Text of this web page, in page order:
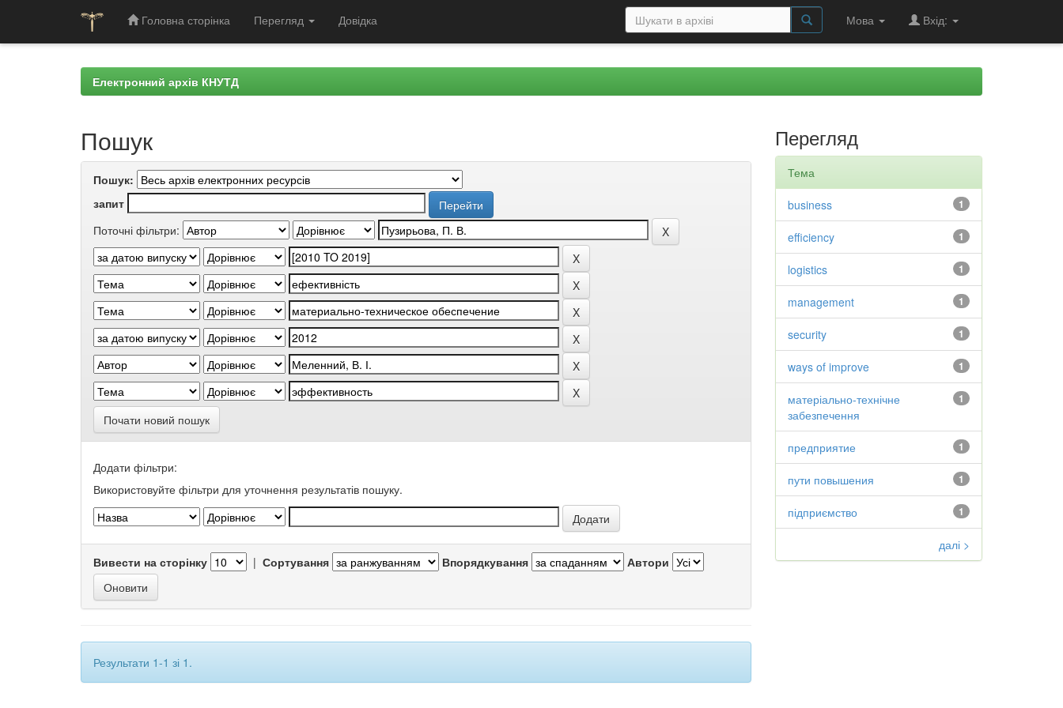
Головна сторінка Перегляд Довідка Мова Вхід:
Електронний архів КНУТД
Пошук
Пошук:
запит
Поточні фільтри:
Почати новий пошук
Додати фільтри:
Використовуйте фільтри для уточнення результатів пошуку.
Вивести на сторінку | Сортування Впорядкування Автори
Результати 1-1 зі 1.
Перегляд
Тема
1
business
1
efficiency
1
logistics
1
management
1
security
1
ways of improve
1
матеріально-технічне
забезпечення
1
предприятие
1
пути повышения
1
підприємство
далі >